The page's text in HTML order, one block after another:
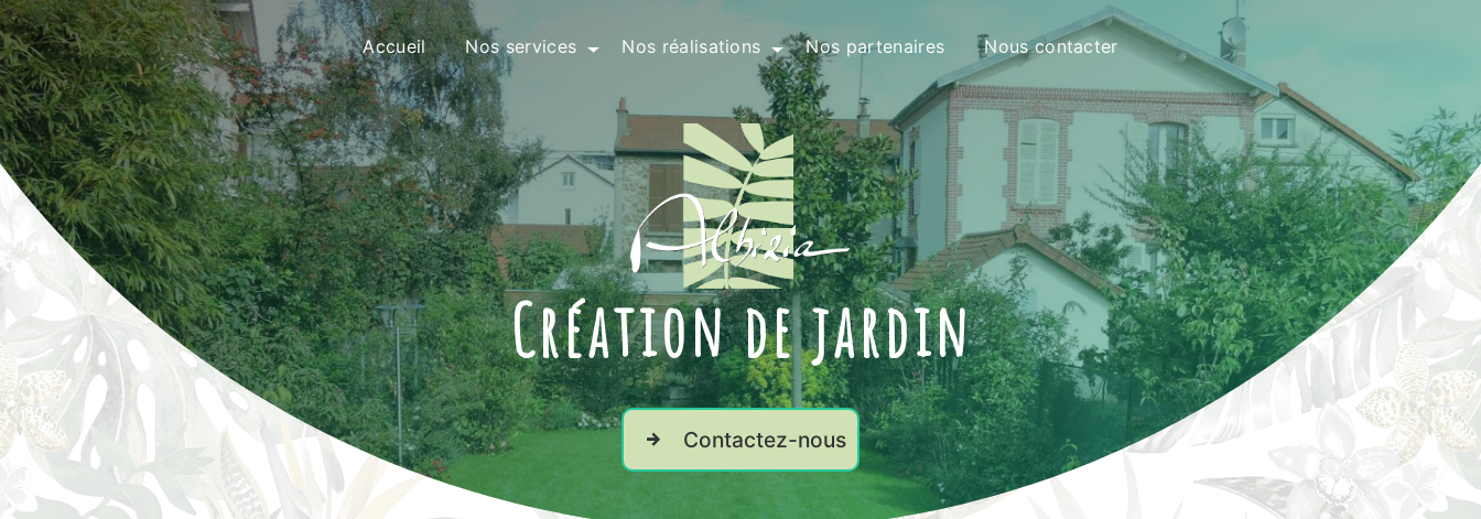
Accueil Nos services Nos réalisations Nos partenaires Nous contacter
Création de jardin
Contactez-nous
Panneau de gestion des cookies